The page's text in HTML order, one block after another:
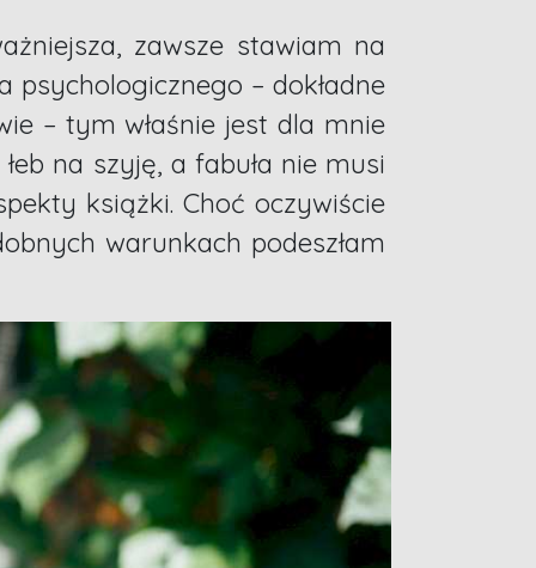
zawsze stawiam na
– dokładne
– tym właśnie jest dla mnie
na szyję, a fabuła nie musi
książki. Choć oczywiście
warunkach podeszłam